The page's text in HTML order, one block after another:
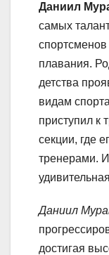
Даниил
самых
плавания.
детства
видам
приступил к
секции, где
тренерами.
Даниил
достигая